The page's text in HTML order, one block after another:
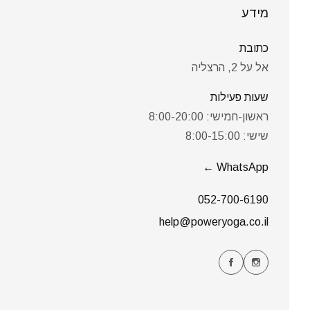
מידע
כתובת
אל על 2, הרצליה
שעות פעילות
ראשון-חמישי: 8:00-20:00
שישי: 8:00-15:00
WhatsApp
←
052-700-6190
help@poweryoga.co.il